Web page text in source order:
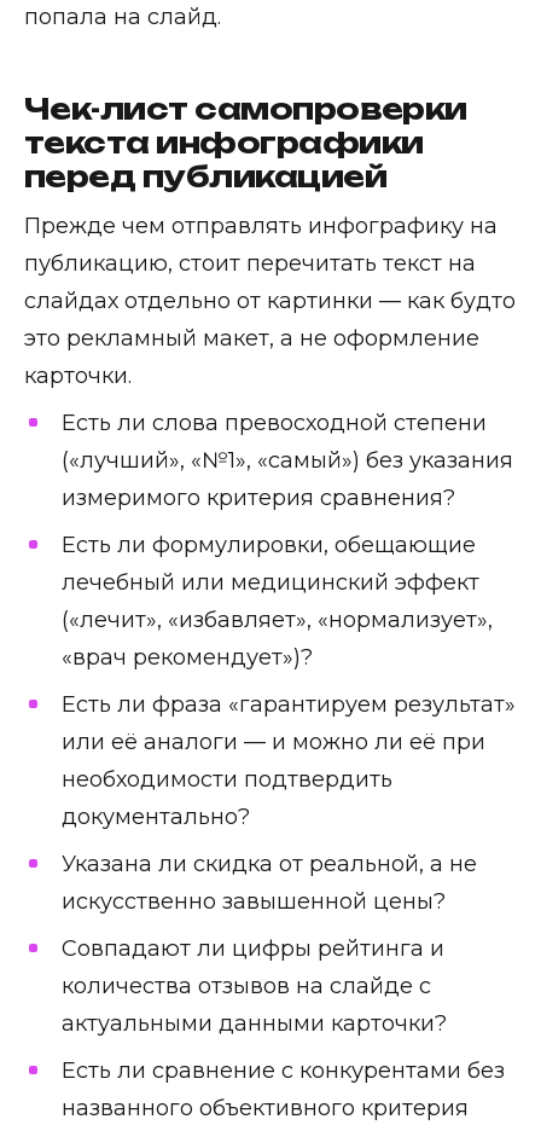
попала на слайд.
Чек-лист самопроверки
текста инфографики
перед публикацией
Прежде чем отправлять инфографику на
публикацию, стоит перечитать текст на
слайдах отдельно от картинки — как будто
это рекламный макет, а не оформление
карточки.
Есть ли слова превосходной степени
(«лучший», «№1», «самый») без указания
измеримого критерия сравнения?
Есть ли формулировки, обещающие
лечебный или медицинский эффект
(«лечит», «избавляет», «нормализует»,
«врач рекомендует»)?
Есть ли фраза «гарантируем результат»
или её аналоги — и можно ли её при
необходимости подтвердить
документально?
Указана ли скидка от реальной, а не
искусственно завышенной цены?
Совпадают ли цифры рейтинга и
количества отзывов на слайде с
актуальными данными карточки?
Есть ли сравнение с конкурентами без
названного объективного критерия